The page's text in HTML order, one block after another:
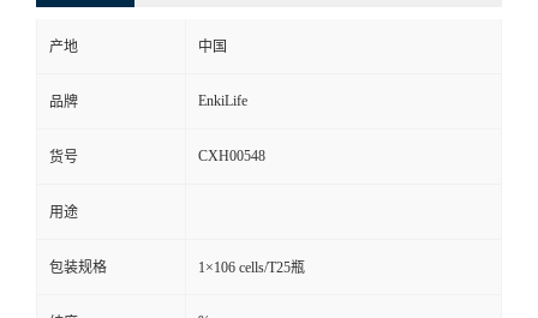
产地 中国
品牌 EnkiLife
货号 CXH00548
用途
包装规格 1×106 cells/T25瓶